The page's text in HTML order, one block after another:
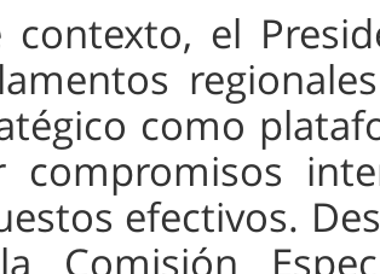
contexto, el
como
compromisos
efectivos.
Comisión